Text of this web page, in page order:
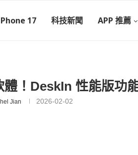
17 科技新聞 APP 推薦
！DeskIn 性能版功
Jian 2026-02-02